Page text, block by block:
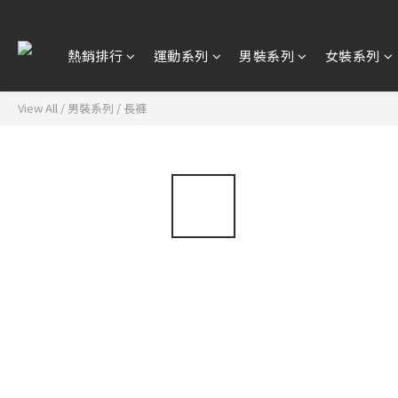
熱銷排行 運動系列 男裝系列 女裝系列
View All / 男裝系列 / 長褲